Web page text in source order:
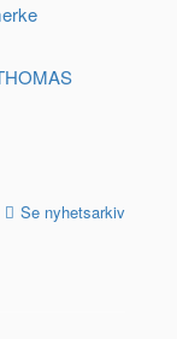
Se nyhetsarkiv